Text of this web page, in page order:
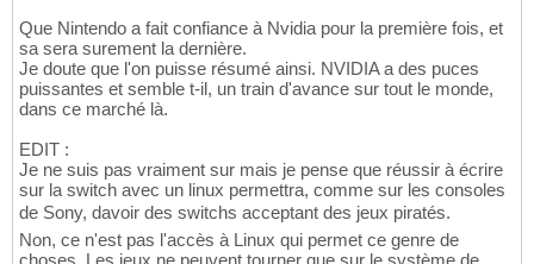
Que Nintendo a fait confiance à Nvidia pour la première fois, et
sa sera surement la dernière.
Je doute que l'on puisse résumé ainsi. NVIDIA a des puces
puissantes et semble t-il, un train d'avance sur tout le monde,
dans ce marché là.
EDIT :
Je ne suis pas vraiment sur mais je pense que réussir à écrire
sur la switch avec un linux permettra, comme sur les consoles
de Sony, davoir des switchs acceptant des jeux piratés.
Non, ce n'est pas l'accès à Linux qui permet ce genre de